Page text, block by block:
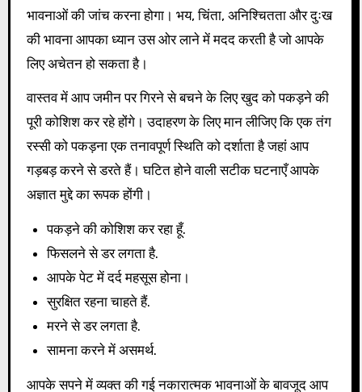
भावनाओं की जांच करना होगा। भय, चिंता, अनिश्चितता और दुःख
की भावना आपका ध्यान उस ओर लाने में मदद करती है जो आपके
लिए अचेतन हो सकता है।
वास्तव में आप जमीन पर गिरने से बचने के लिए खुद को पकड़ने की
पूरी कोशिश कर रहे होंगे। उदाहरण के लिए मान लीजिए कि एक तंग
रस्सी को पकड़ना एक तनावपूर्ण स्थिति को दर्शाता है जहां आप
गड़बड़ करने से डरते हैं। घटित होने वाली सटीक घटनाएँ आपके
अज्ञात मुद्दे का रूपक होंगी।
पकड़ने की कोशिश कर रहा हूँ.
फिसलने से डर लगता है.
आपके पेट में दर्द महसूस होना।
सुरक्षित रहना चाहते हैं.
मरने से डर लगता है.
सामना करने में असमर्थ.
आपके सपने में व्यक्त की गई नकारात्मक भावनाओं के बावजूद आप